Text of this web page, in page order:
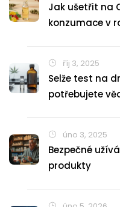
Jak ušetřit na
konzumace v
říj 3, 2025
Selže test na
potřebujete
úno 3, 2025
Bezpečné
produkty